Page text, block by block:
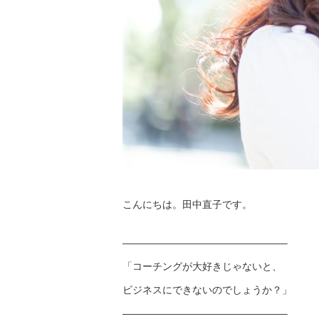
こんにちは。田中直子です。
————————————————–
「コーチングが大好きじゃないと、
ビジネスにできないのでしょうか？」
————————————————–